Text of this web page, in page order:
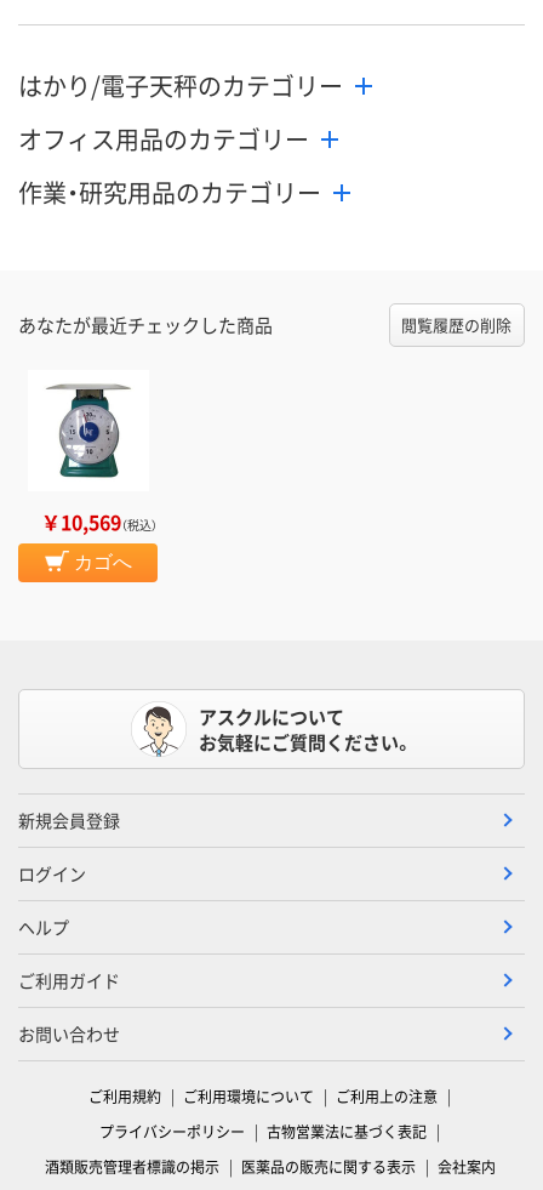
はかり/電子天秤のカテゴリー
オフィス用品のカテゴリー
作業・研究用品のカテゴリー
あなたが最近チェックした商品 閲覧履歴の削除
￥10,569（税込）
カゴへ
アスクルについて
お気軽にご質問ください。
新規会員登録
ログイン
ヘルプ
ご利用ガイド
お問い合わせ
ご利用規約 ご利用環境について
ご利用上の注意
プライバシーポリシー
古物営業法に基づく表記
酒類販売管理者標識の掲示
医薬品の販売に関する表示 会社案内